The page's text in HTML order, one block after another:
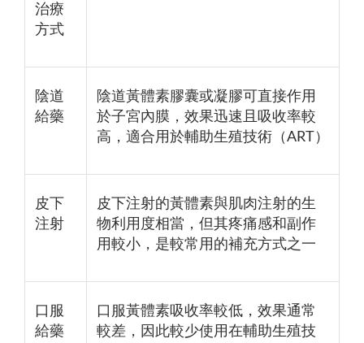
治療
方式
陰道
給藥
陰道黃體素膠囊或凝膠可直接作用
於子宮內膜，效果迅速且吸收率較
高，適合用於輔助生殖技術（ART）
皮下
注射
皮下注射的黃體素與肌肉注射的生
物利用度相當，但其疼痛感和副作
用較小，是較常用的補充方式之一
口服
給藥
口服黃體素吸收率較低，效果通常
較差，因此較少使用在輔助生殖技